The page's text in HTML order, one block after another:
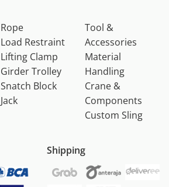
Rope
Load Restraint
Lifting Clamp
Girder Trolley
Snatch Block
Jack
Tool &
Accessories
Material
Handling
Crane &
Components
Custom Sling
Shipping